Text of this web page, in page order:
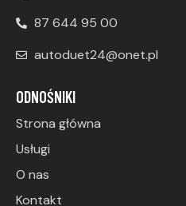
87 644 95 00
autoduet24@onet.pl
ODNOŚNIKI
Strona główna
Usługi
O nas
Kontakt